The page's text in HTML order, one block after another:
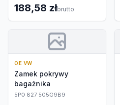
188,58 złbrutto
OE VW
Zamek pokrywy
bagażnika
5P0 827 505G9B9